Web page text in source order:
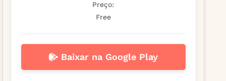
Preço:
Free
Baixar na Google Play